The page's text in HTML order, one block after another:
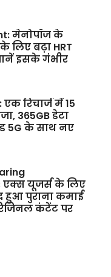
मेनोपॉज के
लिए बढ़ा HRT
इसके गंभीर
रिचार्ज में 15
365GB डेटा
5G के साथ नए
एक्स यूजर्स के लिए
हुआ पुराना कमाई
कंटेंट पर